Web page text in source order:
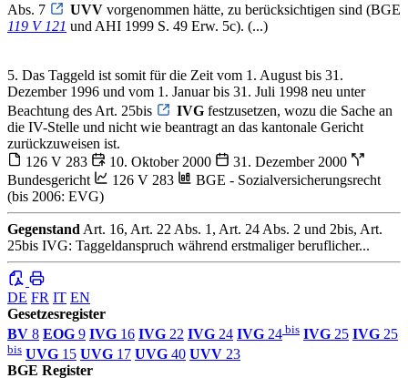
Abs. 7
UVV vorgenommen hätte, zu berücksichtigen sind (BGE
119 V 121 und AHI 1999 S. 49 Erw. 5c). (...)
5. Das Taggeld ist somit für die Zeit vom 1. August bis 31.
Dezember 1996 und vom 1. Januar bis 31. Juli 1998 neu unter
Beachtung des Art. 25bis
IVG festzusetzen, wozu die Sache an
die IV-Stelle und nicht wie beantragt an das kantonale Gericht
zurückzuweisen ist.
126 V 283
10. Oktober 2000
31. Dezember 2000
Bundesgericht
126 V 283
BGE - Sozialversicherungsrecht
(bis 2006: EVG)
Gegenstand Art. 16, Art. 22 Abs. 1, Art. 24 Abs. 2 und 2bis, Art.
25bis IVG: Taggeldanspruch während erstmaliger beruflicher...
DE FR IT EN
Gesetzesregister
BV 8 EOG 9 IVG 16 IVG 22 IVG 24 IVG 24 bis IVG 25 IVG 25
bis UVG 15 UVG 17 UVG 40 UVV 23
BGE Register